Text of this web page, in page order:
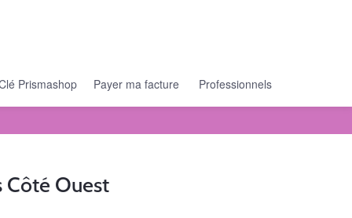
Prismashop Payer ma facture Professionnels
Côté Ouest